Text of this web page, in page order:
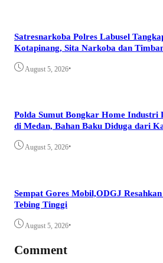
Satresnarkoba Polres Labusel
Kotapinang, Sita Narkoba dan
August 5, 2026•
Polda Sumut Bongkar Home Industri
di Medan, Bahan Baku Diduga dari
August 5, 2026•
Sempat Gores Mobil,ODGJ
Tebing Tinggi
August 5, 2026•
Comment